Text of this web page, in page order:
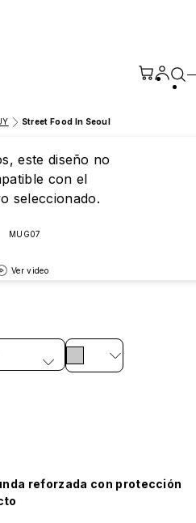
Street Food In Seoul
este diseño no
con el
seleccionado.
MUG07
Ver video
reforzada con protección